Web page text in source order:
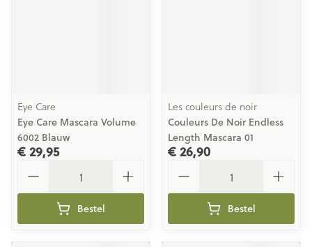
Eye Care
Eye Care Mascara Volume
6002 Blauw
€ 29,95
Bestel
Les couleurs de noir
Couleurs De Noir Endless
Length Mascara 01
€ 26,90
Bestel